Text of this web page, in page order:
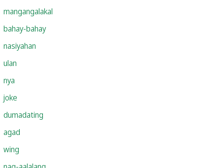
mangangalakal
bahay-bahay
nasiyahan
ulan
nya
joke
dumadating
agad
wing